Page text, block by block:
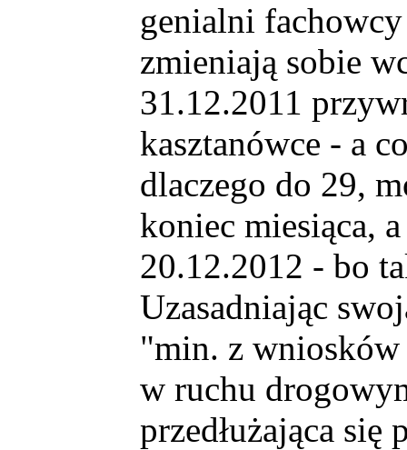
genialni
zmieniają sobie
31.12.2011
kasztanówce - a
dlaczego do 29,
koniec miesiąca,
20.12.2012 - bo
Uzasadniając
"min. z wniosków
w ruchu
przedłużająca